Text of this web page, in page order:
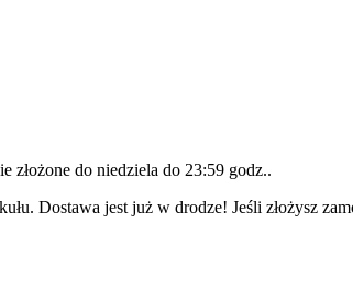
złożone do niedziela do 23:59 godz..
Dostawa jest już w drodze! Jeśli złożysz